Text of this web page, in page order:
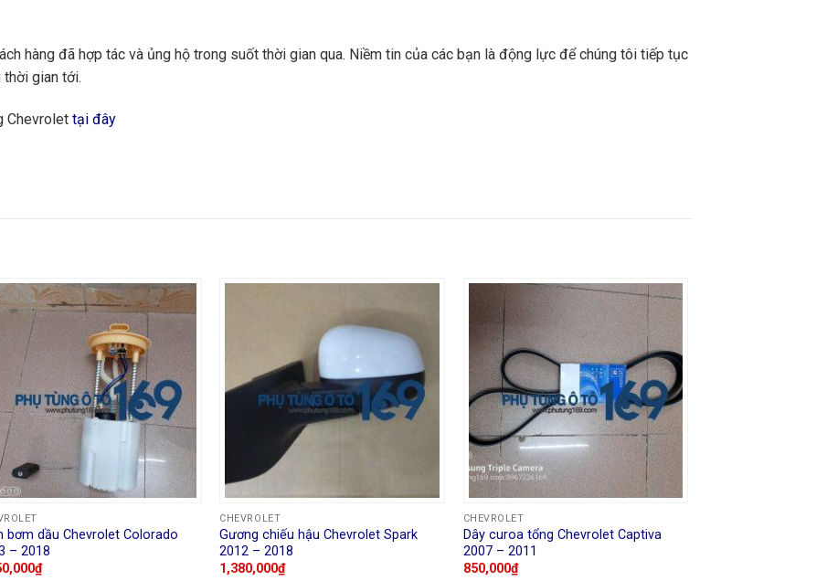
hàng đã hợp tác và ủng hộ trong suốt thời gian qua. Niềm tin của các bạn là động lực để chúng tôi tiếp tục
gian tới.
Chevrolet tại đây
bơm dầu Chevrolet Colorado
– 2018
₫
CHEVROLET
Gương chiếu hậu Chevrolet Spark
2012 – 2018
1,380,000₫
CHEVROLET
Dây curoa tổng Chevrolet Captiva
2007 – 2011
850,000₫